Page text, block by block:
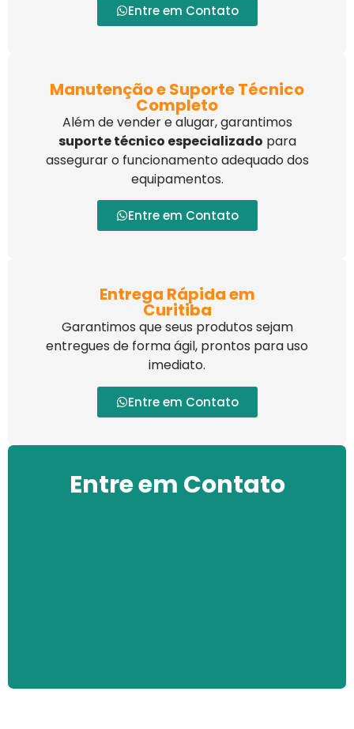
Entre em Contato
Manutenção e Suporte Técnico
Completo
Além de vender e alugar, garantimos
suporte técnico especializado para
assegurar o funcionamento adequado dos
equipamentos.
Entre em Contato
Entrega Rápida em
Curitiba
Garantimos que seus produtos sejam
entregues de forma ágil, prontos para uso
imediato.
Entre em Contato
Entre em Contato